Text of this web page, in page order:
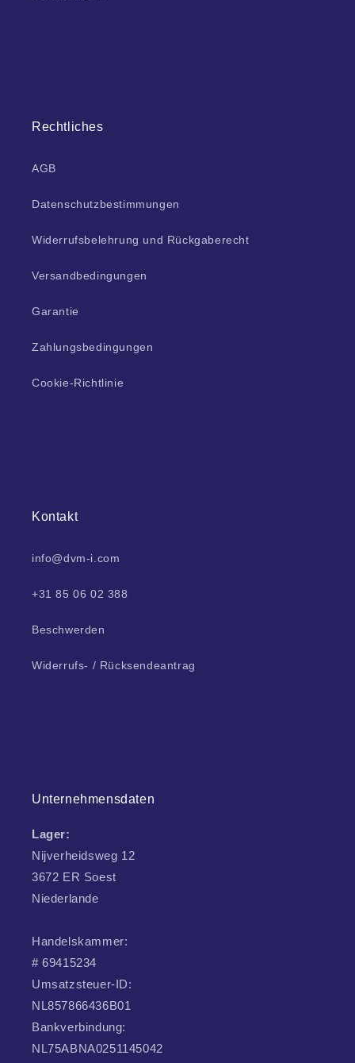
Rechtliches
AGB
Datenschutzbestimmungen
Widerrufsbelehrung und Rückgaberecht
Versandbedingungen
Garantie
Zahlungsbedingungen
Cookie-Richtlinie
Kontakt
info@dvm-i.com
+31 85 06 02 388
Beschwerden
Widerrufs- / Rücksendeantrag
Unternehmensdaten
Lager:
Nijverheidsweg 12
3672 ER Soest
Niederlande
Handelskammer:
# 69415234
Umsatzsteuer-ID:
NL857866436B01
Bankverbindung:
NL75ABNA0251145042